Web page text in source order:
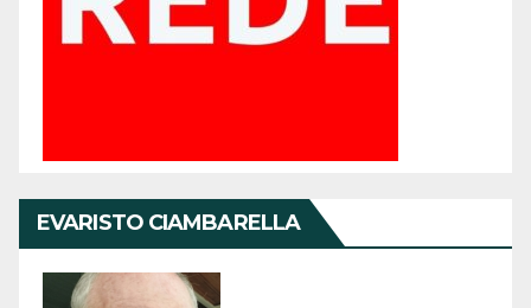
EVARISTO CIAMBARELLA